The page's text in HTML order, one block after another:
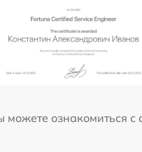
можете ознакомиться с